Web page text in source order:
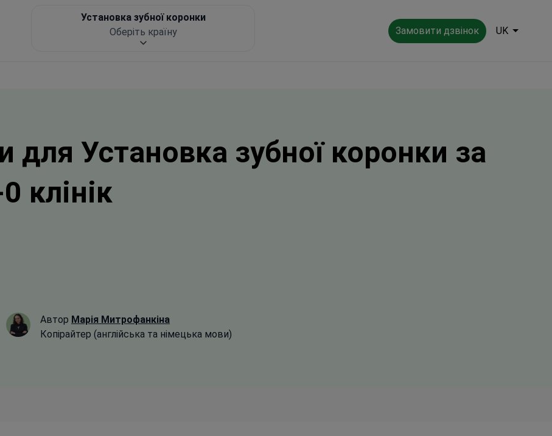
Замовити дзвінок UK
Установка зубної коронки
Оберіть країну
для Установка зубної коронки за
клінік
Автор Марія Митрофанкіна
Копірайтер (англійська та німецька мови)